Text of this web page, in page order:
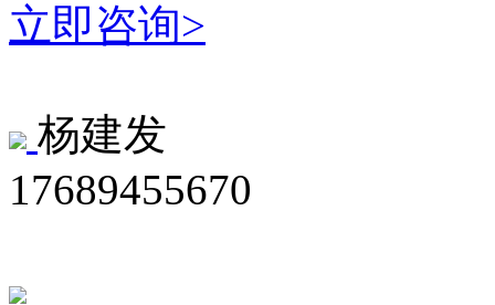
立即咨询>
杨建发
17689455670